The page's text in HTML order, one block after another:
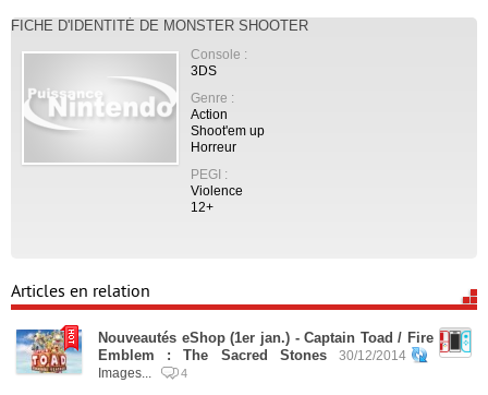
FICHE D'IDENTITÉ DE MONSTER SHOOTER
Console :
3DS
Genre :
Action
Shoot'em up
Horreur
PEGI :
Violence
12+
Articles en relation
Nouveautés eShop (1er jan.) - Captain Toad / Fire
Emblem : The Sacred Stones
30/12/2014
Images...
4